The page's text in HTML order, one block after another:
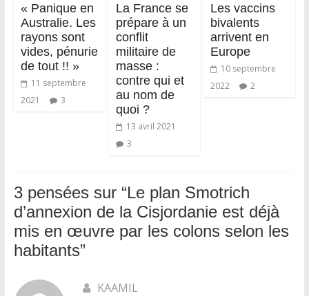
« Panique en
Australie. Les
rayons sont
vides, pénurie
de tout !! »
11 septembre
2021
3
La France se
prépare à un
conflit
militaire de
masse :
contre qui et
au nom de
quoi ?
13 avril 2021
3
Les vaccins
bivalents
arrivent en
Europe
10 septembre
2022
2
3 pensées sur “Le plan Smotrich
d’annexion de la Cisjordanie est déjà
mis en œuvre par les colons selon les
habitants”
KAAMIL